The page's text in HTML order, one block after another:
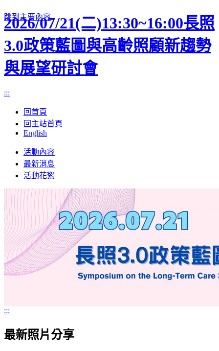
跳到主要內容
2026/07/21(二)13:30~16:00長照
3.0政策藍圖與高齡照顧新趨勢
與展望研討會
:::
回首頁
回主站首頁
English
Toggle
navigation
活動內容
最新消息
活動花絮
:::
最新照片分享